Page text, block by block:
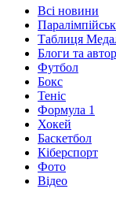
Всі новини
Таблиця
Блоги та
Футбол
Бокс
Теніс
Формула 1
Хокей
Баскетбол
Кіберспорт
Фото
Відео